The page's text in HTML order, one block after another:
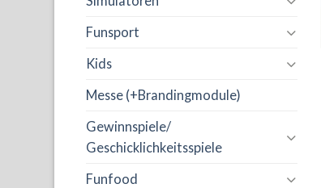
Funsport
Kids
Messe (+Brandingmodule)
Gewinnspiele/
Geschicklichkeitsspiele
Funfood